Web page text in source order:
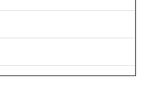
হালাল, কোশার